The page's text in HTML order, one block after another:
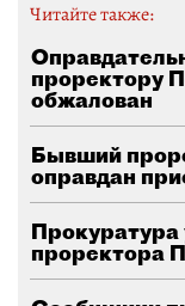
Читайте также:
проректору
обжалован
Бывший
оправдан
Прокуратура
проректора